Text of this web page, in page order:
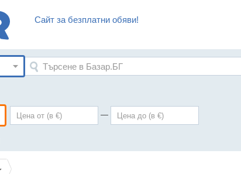
Сайт за безплатни обяви!
—